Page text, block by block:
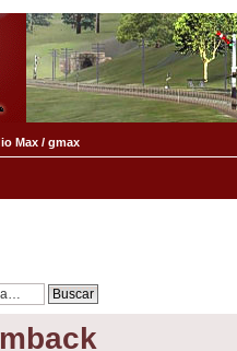
Max / gmax